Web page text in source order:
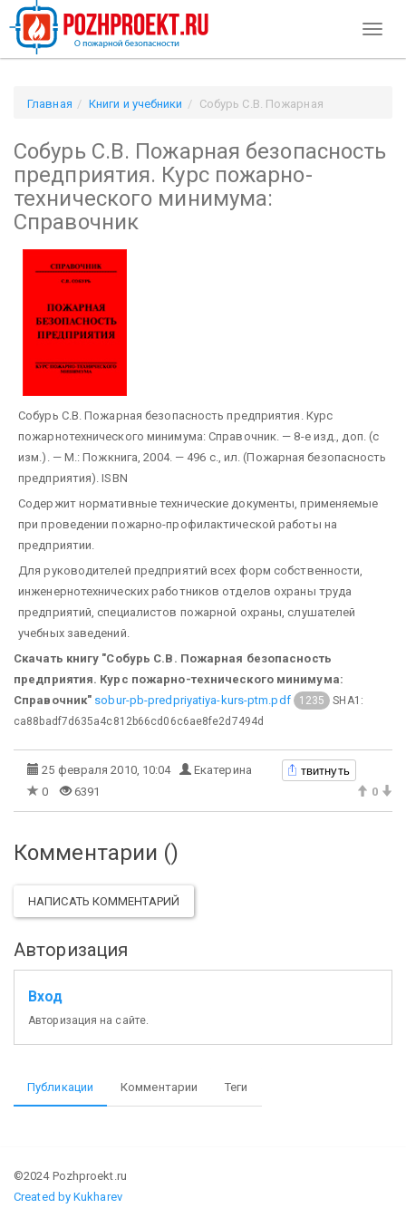
Главная Книги и учебники
Собурь С.В. Пожарная
минимума: Справочник
Собурь С.В. Пожарная безопасность
предприятия. Курс пожарно-
технического минимума:
Справочник
Собурь С.В. Пожарная безопасность предприятия. Курс
пожарнотехнического минимума: Справочник. — 8-е изд., доп. (с
изм.). — М.: Пожкнига, 2004. — 496 c., ил. (Пожарная безопасность
предприятия). ISBN
Содержит нормативные технические документы, применяемые
при проведении пожарно-профилактической работы на
предприятии.
Для руководителей предприятий всех форм собственности,
инженернотехнических работников отделов охраны труда
предприятий, специалистов пожарной охраны, слушателей
учебных заведений.
Скачать книгу "Собурь С.В. Пожарная безопасность
предприятия. Курс пожарно-технического минимума:
Справочник" sobur-pb-predpriyatiya-kurs-ptm.pdf 1235
SHA1:
ca88badf7d635a4c812b66cd06c6ae8fe2d7494d
25 февраля 2010, 10:04 Екатерина твитнуть
0 6391 0
Комментарии ()
НАПИСАТЬ КОММЕНТАРИЙ
Авторизация
Вход
Авторизация на сайте.
Публикации Комментарии Теги
©2024 Pozhproekt.ru
Created by Kukharev